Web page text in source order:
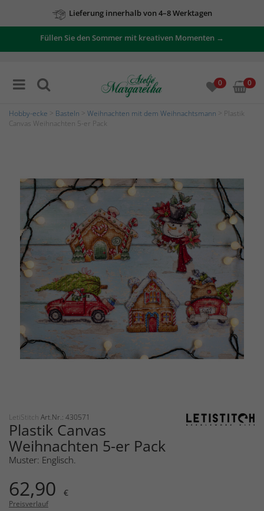
Lieferung innerhalb von 4–8 Werktagen
Füllen Sie den Sommer mit kreativen Momenten →
0 0
Hobby-ecke Basteln Weihnachten mit dem Weihnachtsmann > Plastik
Canvas Weihnachten 5-er Pack
LetiStitch Art.Nr.: 430571
Plastik Canvas
Weihnachten 5-er Pack
Muster: Englisch.
62,90 €
Preisverlauf